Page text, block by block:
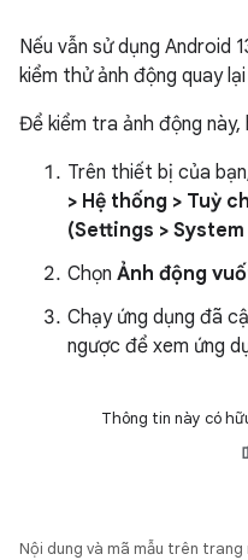
Nếu vẫn sử dụng Android
kiểm thử ảnh động quay
Để kiểm tra ảnh động
Trên thiết bị của
> Hệ thống > Tuỳ
(Settings >
Chọn Ảnh động
Chạy ứng dụng đã
ngược để xem ứng
Thông tin này có
Nội dung và mã mẫu trên